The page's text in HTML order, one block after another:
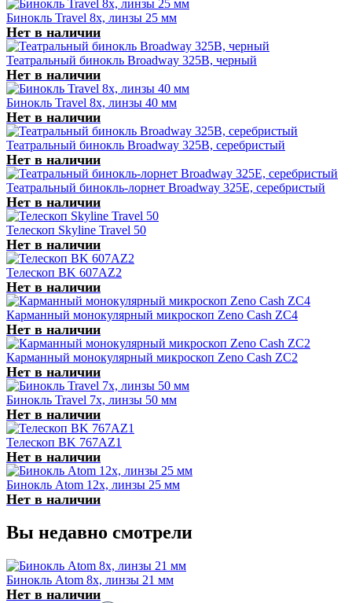
Бинокль Travel 8x, линзы 25 мм
Нет в наличии
Театральный бинокль Broadway 325B, черный
Нет в наличии
Бинокль Travel 8x, линзы 40 мм
Нет в наличии
Театральный бинокль Broadway 325B, серебристый
Нет в наличии
Театральный бинокль-лорнет Broadway 325E, серебристый
Нет в наличии
Телескоп Skyline Travel 50
Нет в наличии
Телескоп BK 607AZ2
Нет в наличии
Карманный монокулярный микроскоп Zeno Cash ZC4
Нет в наличии
Карманный монокулярный микроскоп Zeno Cash ZC2
Нет в наличии
Бинокль Travel 7x, линзы 50 мм
Нет в наличии
Телескоп BK 767AZ1
Нет в наличии
Бинокль Atom 12x, линзы 25 мм
Нет в наличии
Вы недавно смотрели
Бинокль Atom 8x, линзы 21 мм
Нет в наличии